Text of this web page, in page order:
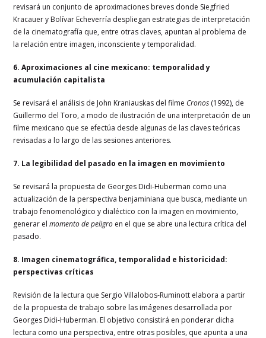
revisará un conjunto de aproximaciones breves donde Siegfried
Kracauer y Bolívar Echeverría despliegan estrategias de interpretación
de la cinematografía que, entre otras claves, apuntan al problema de
la relación entre imagen, inconsciente y temporalidad.
6. Aproximaciones al cine mexicano: temporalidad y
acumulación capitalista
Se revisará el análisis de John Kraniauskas del filme Cronos (1992), de
Guillermo del Toro, a modo de ilustración de una interpretación de un
filme mexicano que se efectúa desde algunas de las claves teóricas
revisadas a lo largo de las sesiones anteriores.
7. La legibilidad del pasado en la imagen en movimiento
Se revisará la propuesta de Georges Didi-Huberman como una
actualización de la perspectiva benjaminiana que busca, mediante un
trabajo fenomenológico y dialéctico con la imagen en movimiento,
generar elmomento de peligro en el que se abre una lectura crítica del
pasado.
8. Imagen cinematográfica, temporalidad e historicidad:
perspectivas críticas
Revisión de la lectura que Sergio Villalobos-Ruminott elabora a partir
de la propuesta de trabajo sobre las imágenes desarrollada por
Georges Didi-Huberman. El objetivo consistirá en ponderar dicha
lectura como una perspectiva, entre otras posibles, que apunta a una